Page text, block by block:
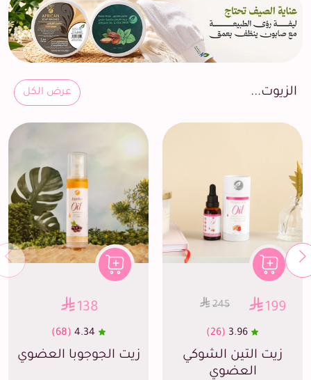
الزيوت... عرض الكل
199
245
3.96
(26)
زيت التين الشوكي
العضوي
138
4.34
(68)
زيت الجوجوبا العضوي